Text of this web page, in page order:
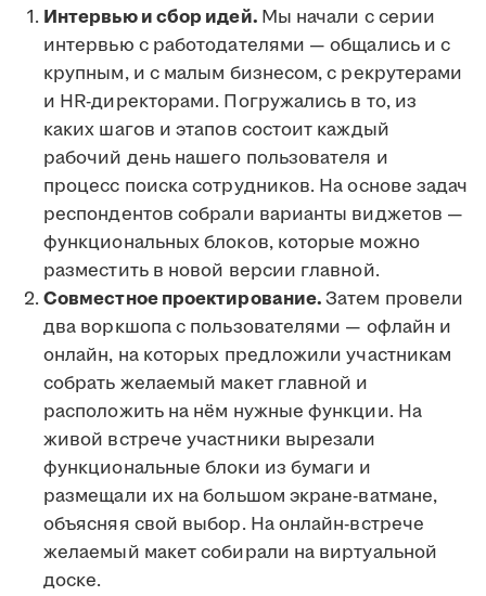
Интервью и сбор идей. Мы начали с серии
интервью с работодателями — общались и с
крупным, и с малым бизнесом, с рекрутерами
и HR-директорами. Погружались в то, из
каких шагов и этапов состоит каждый
рабочий день нашего пользователя и
процесс поиска сотрудников. На основе задач
респондентов собрали варианты виджетов —
функциональных блоков, которые можно
разместить в новой версии главной.
Совместное проектирование.Затем провели
два воркшопа с пользователями — офлайн и
онлайн, на которых предложили участникам
собрать желаемый макет главной и
расположить на нём нужные функции. На
живой встрече участники вырезали
функциональные блоки из бумаги и
размещали их на большом экране-ватмане,
объясняя свой выбор. На онлайн-встрече
желаемый макет собирали на виртуальной
доске.